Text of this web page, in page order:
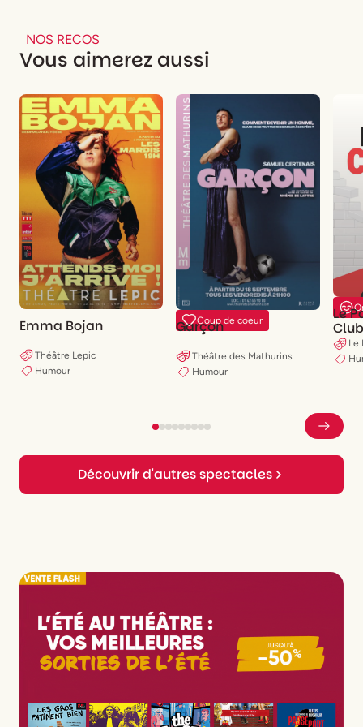
NOS RECOS
Vous aimerez aussi
Emma Bojan
Théâtre Lepic
Humour
Coup de coeur
Garçon
Théâtre des Mathurins
Humour
Le
Club
Le
Découvrir d'autres spectacles